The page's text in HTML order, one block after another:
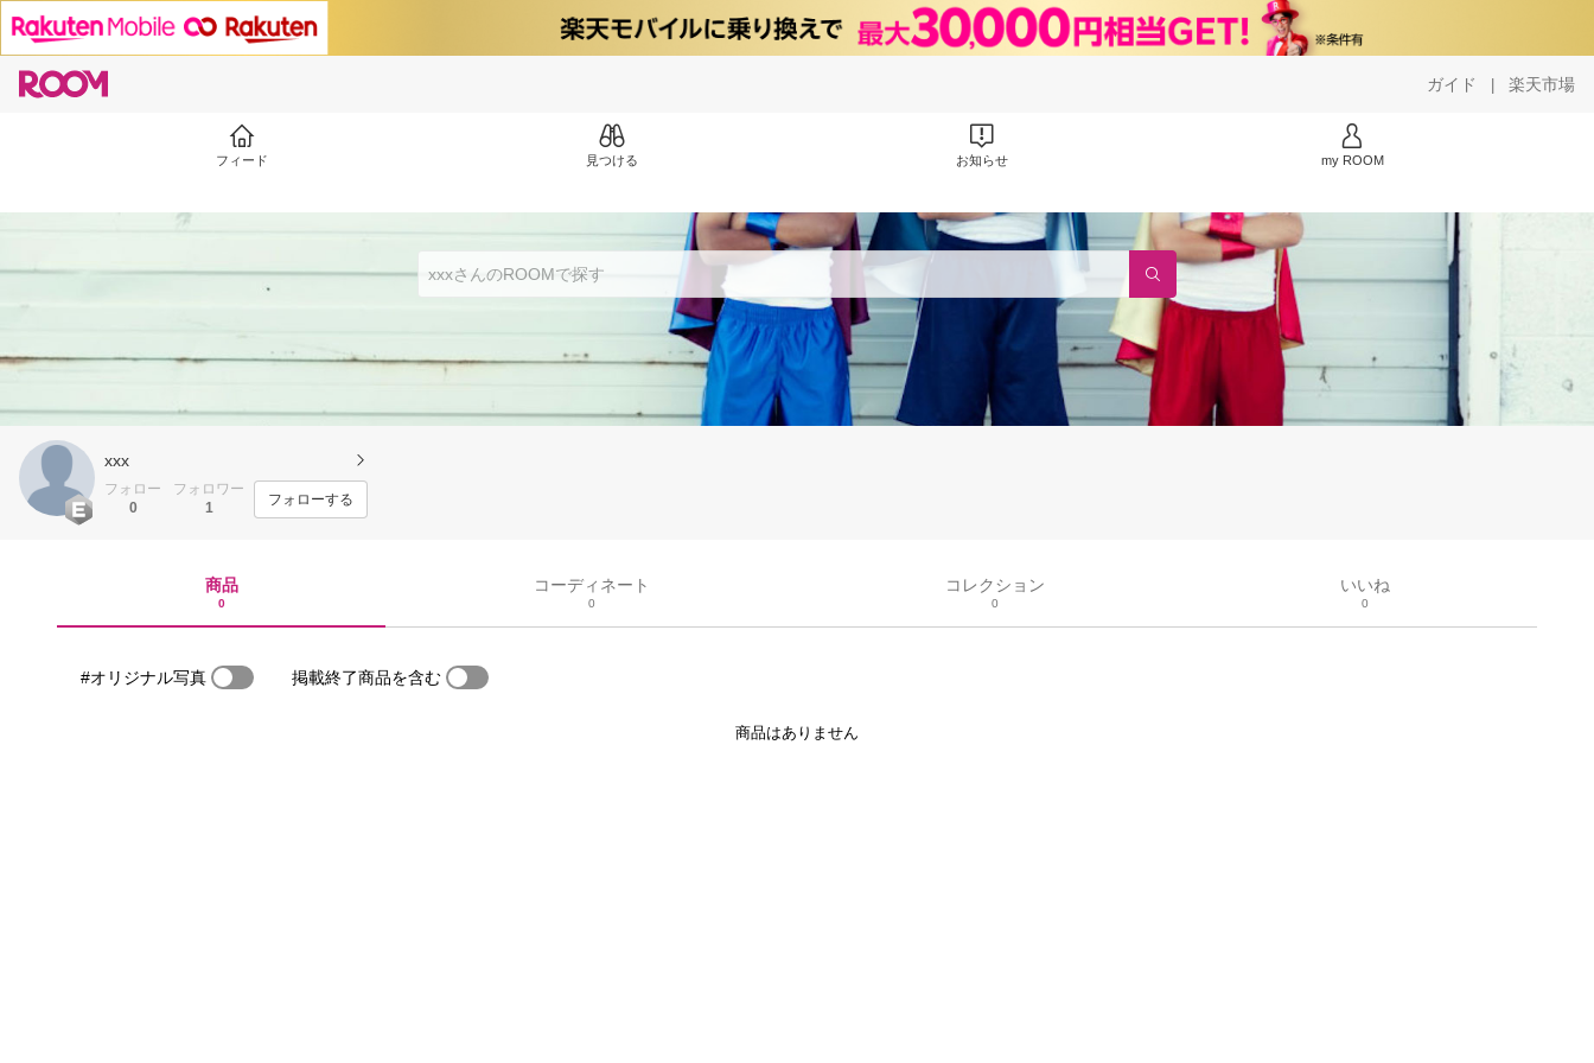
ガイド | 楽天市場
フィード 見つける お知らせ my ROOM
xxx
フォロー
0
フォロワー
1
フォローする
商品
0
コーディネート
0
コレクション
0
いいね
0
#オリジナル写真 掲載終了商品を含む
商品はありません